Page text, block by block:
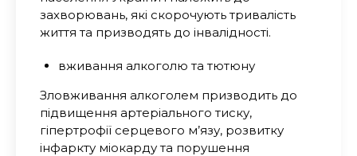
захворювань, які скорочують тривалість
життя та призводять до інвалідності.
вживання алкоголю та тютюну
Зловживання алкоголем призводить до
підвищення артеріального тиску,
гіпертрофії серцевого м’язу, розвитку
інфаркту міокарду та порушення